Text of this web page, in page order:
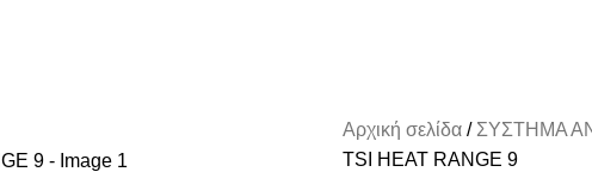
Αρχική σελίδα
ΣΥΣΤΗΜΑ
TSI HEAT RANGE 9